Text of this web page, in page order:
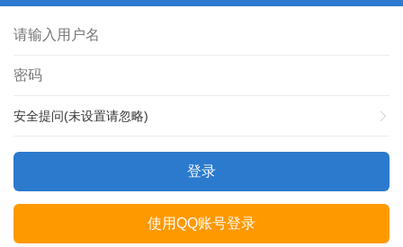
安全提问(未设置请忽略)
登录
使用QQ账号登录